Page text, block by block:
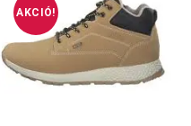
AKCIÓ!